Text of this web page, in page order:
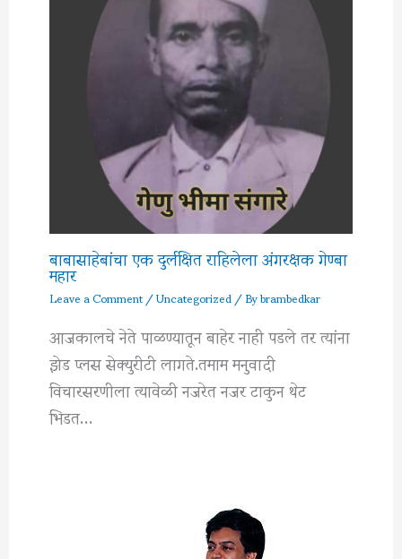
बाबासाहेबांचा एक दुर्लक्षित राहिलेला अंगरक्षक गेण्बा
महार
Leave a Comment/Uncategorized/ Bybrambedkar
आजकालचे नेते पाळण्यातून बाहेर नाही पडले तर त्यांना
झेड प्लस सेक्युरीटी लागते.तमाम मनुवादी
विचारसरणीला त्यावेळी नजरेत नजर टाकुन थेट
भिडत…